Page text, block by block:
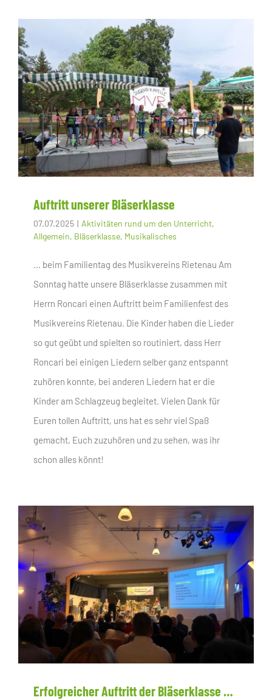
Auftritt unserer Bläserklasse
07.07.2025 | Aktivitäten rund um den Unterricht,
Allgemein, Bläserklasse, Musikalisches
... beim Familientag des Musikvereins Rietenau Am
Sonntag hatte unsere Bläserklasse zusammen mit
Herrn Roncari einen Auftritt beim Familienfest des
Musikvereins Rietenau. Die Kinder haben die Lieder
so gut geübt und spielten so routiniert, dass Herr
Roncari bei einigen Liedern selber ganz entspannt
zuhören konnte, bei anderen Liedern hat er die
Kinder am Schlagzeug begleitet. Vielen Dank für
Euren tollen Auftritt, uns hat es sehr viel Spaß
gemacht, Euch zuzuhören und zu sehen, was ihr
schon alles könnt!
Erfolgreicher Auftritt der Bläserklasse …